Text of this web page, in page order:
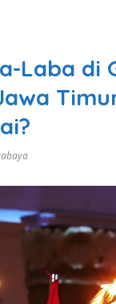
Laba di